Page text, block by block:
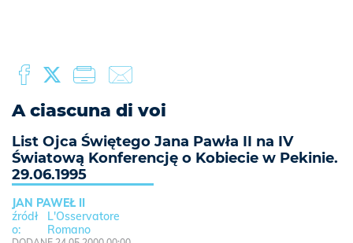
A ciascuna di voi
List Ojca Świętego Jana Pawła II na IV
Światową Konferencję o Kobiecie w Pekinie.
29.06.1995
JAN PAWEŁ II
L'Osservatore
Romano